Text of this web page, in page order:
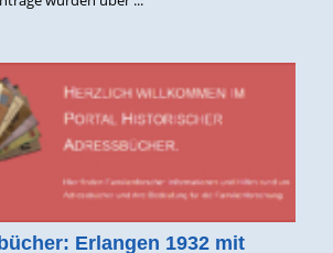
Erlangen 1932 mit